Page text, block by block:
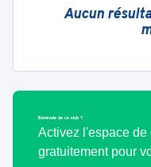
Aucun
Bénévole de ce club ?
Activez l'espace de
gratuitement pour